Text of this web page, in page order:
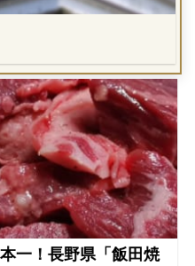
一！長野県「飯田焼